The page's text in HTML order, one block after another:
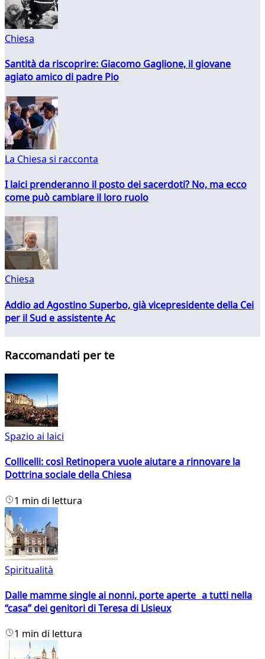
Chiesa
Santità da riscoprire: Giacomo Gaglione, il giovane
agiato amico di padre Pio
La Chiesa si racconta
I laici prenderanno il posto dei sacerdoti? No, ma ecco
come può cambiare il loro ruolo
Chiesa
Addio ad Agostino Superbo, già vicepresidente della Cei
per il Sud e assistente Ac
Raccomandati per te
Spazio ai laici
Collicelli: così Retinopera vuole aiutare a rinnovare la
Dottrina sociale della Chiesa
1 min di lettura
Spiritualità
Dalle mamme single ai nonni, porte aperte a tutti nella
“casa” dei genitori di Teresa di Lisieux
1 min di lettura